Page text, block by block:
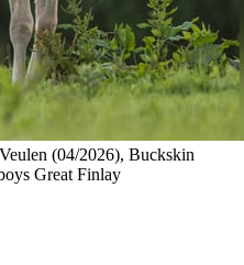
(04/2026), Buckskin
Great Finlay